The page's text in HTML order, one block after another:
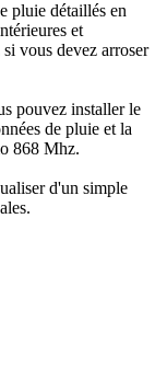
pluie détaillés en
et
vous devez arroser
pouvez installer le
de pluie et la
868 Mhz.
d'un simple